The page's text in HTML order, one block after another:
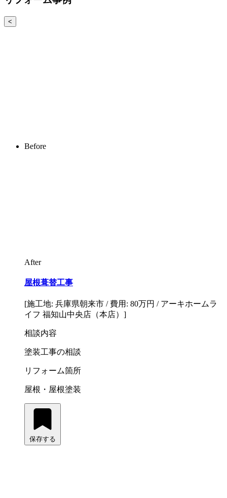
<
Before
After
屋根葺替工事
[施工地: 兵庫県朝来市 / 費用: 80万円 / アーキホームラ
イフ 福知山中央店（本店）]
相談内容
塗装工事の相談
リフォーム箇所
屋根・屋根塗装
保存する